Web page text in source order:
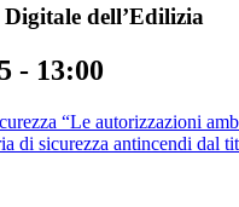
dell’Edilizia
- 13:00
“Le autorizzazioni
di sicurezza antincendi